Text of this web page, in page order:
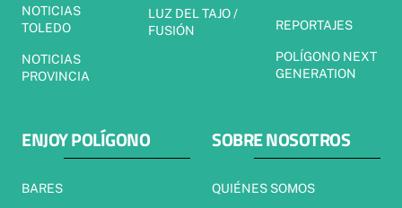
NOTICIAS
TOLEDO
NOTICIAS
PROVINCIA
LUZ DEL TAJO /
FUSIÓN
REPORTAJES
POLÍGONO NEXT
GENERATION
ENJOY POLÍGONO
BARES
SOBRE NOSOTROS
QUIÉNES SOMOS